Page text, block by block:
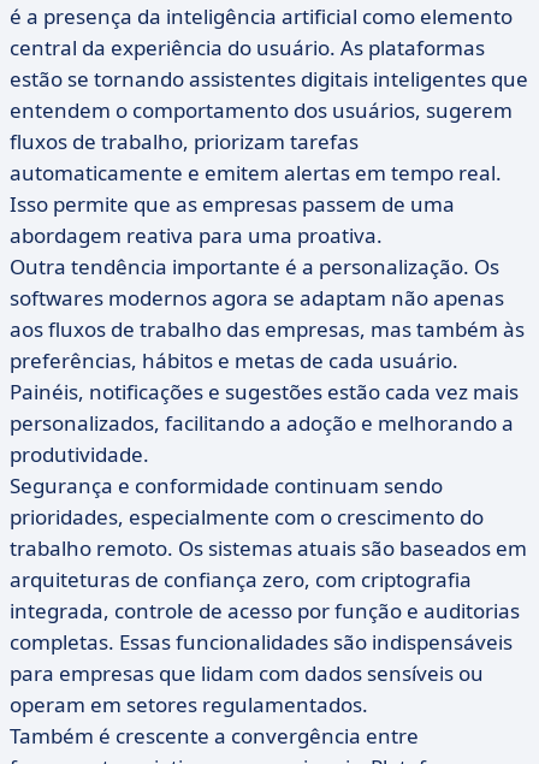
é a presença da inteligência artificial como elemento
central da experiência do usuário. As plataformas
estão se tornando assistentes digitais inteligentes que
entendem o comportamento dos usuários, sugerem
fluxos de trabalho, priorizam tarefas
automaticamente e emitem alertas em tempo real.
Isso permite que as empresas passem de uma
abordagem reativa para uma proativa.
Outra tendência importante é a personalização. Os
softwares modernos agora se adaptam não apenas
aos fluxos de trabalho das empresas, mas também às
preferências, hábitos e metas de cada usuário.
Painéis, notificações e sugestões estão cada vez mais
personalizados, facilitando a adoção e melhorando a
produtividade.
Segurança e conformidade continuam sendo
prioridades, especialmente com o crescimento do
trabalho remoto. Os sistemas atuais são baseados em
arquiteturas de confiança zero, com criptografia
integrada, controle de acesso por função e auditorias
completas. Essas funcionalidades são indispensáveis
para empresas que lidam com dados sensíveis ou
operam em setores regulamentados.
Também é crescente a convergência entre